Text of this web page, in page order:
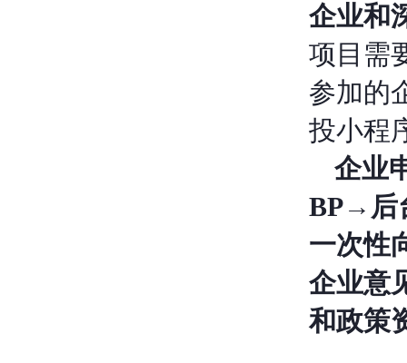
企业和
项目需
参加的
投小程
企业
BP→ 后
一次性
企业意
和政策